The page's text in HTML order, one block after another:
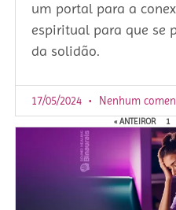
um portal para a
espiritual para que se
da solidão.
17/05/2024 Nenhum
« ANTEIROR 1